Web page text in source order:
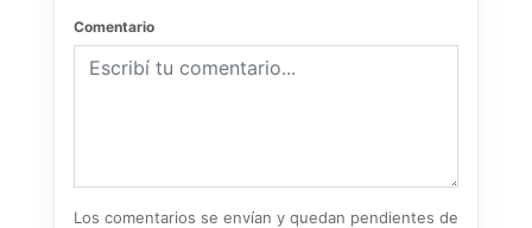
Comentario
Los comentarios se envían y quedan pendientes de